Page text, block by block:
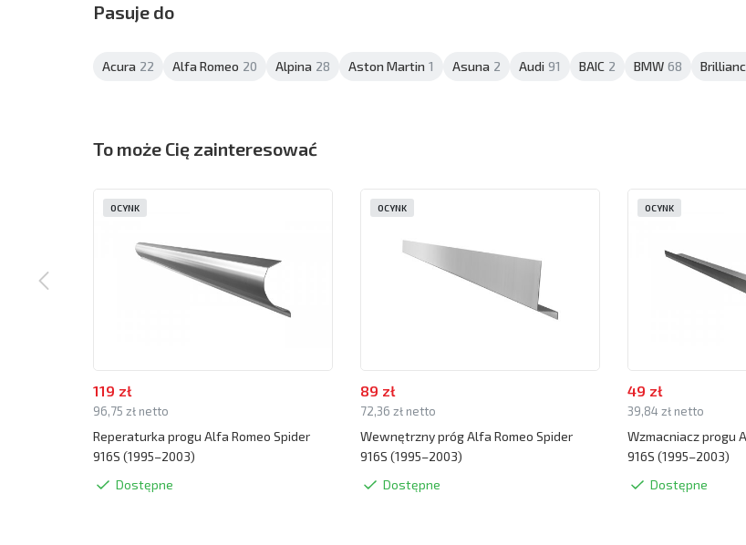
Pasuje do
Acura 22 Alfa Romeo 20 Alpina 28 Aston Martin 1 Asuna 2 Audi 91 BAIC 2 BMW 68
To może Cię zainteresować
119 zł
96,75 zł netto
Reperaturka progu Alfa Romeo Spider
916S (1995–2003)
Dostępne
OCYNK
89 zł
72,36 zł netto
Wewnętrzny próg Alfa Romeo Spider
916S (1995–2003)
Dostępne
OCYNK
49 zł
39,84 zł netto
Wzmacniacz progu
916S (1995–2003)
Dostępne
OCYNK